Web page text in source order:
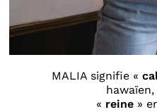
MALIA signifie «
« reine »